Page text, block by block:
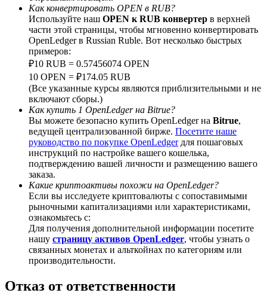
BTC Welcome Rewards
Deposit & Trade BTC to Share 25000 USDT prize pool!
Deposit CASHCAT & Win
Share 500000 CASHCAT prize pool
Exclusive for BitMart Users
Register & Trade to Win 500,000 USDT
Как конвертировать OPEN в RUB?
Используйте наш OPEN к RUB конвертер в верхней
части этой страницы, чтобы мгновенно конвертировать
OpenLedger в Russian Ruble. Вот несколько быстрых
примеров:
₽10 RUB = 0.57456074 OPEN
10 OPEN = ₽174.05 RUB
(Все указанные курсы являются приблизительными и не
включают сборы.)
Как купить 1 OpenLedger на Bitrue?
Вы можете безопасно купить OpenLedger на Bitrue,
ведущей централизованной бирже. Посетите наше
руководство по покупке OpenLedgerдля пошаговых
инструкций по настройке вашего кошелька,
подтверждению вашей личности и размещению вашего
заказа.
Какие криптоактивы похожи на OpenLedger?
Если вы исследуете криптовалюты с сопоставимыми
рыночными капитализациями или характеристиками,
ознакомьтесь с:
Для получения дополнительной информации посетите
нашу страницу активов OpenLedger, чтобы узнать о
связанных монетах и альткойнах по категориям или
производительности.
Отказ от ответственности